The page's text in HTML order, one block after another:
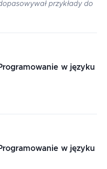
przykłady do
w języku
w języku